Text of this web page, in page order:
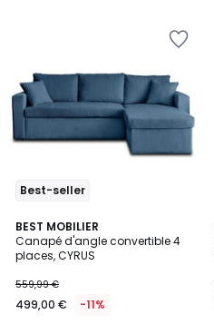
Best-seller
BEST MOBILIER
Canapé d'angle convertible 4
places, CYRUS
559,99 €
499,00 € -11%
6
Couleurs